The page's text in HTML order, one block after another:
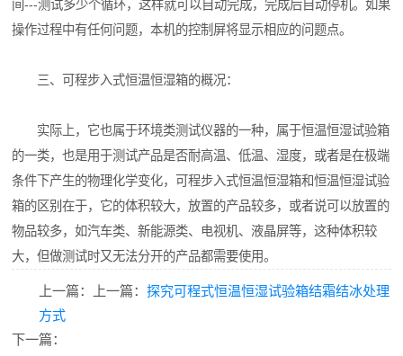
间---测试多少个循环，这样就可以自动完成，完成后自动停机。如果
操作过程中有任何问题，本机的控制屏将显示相应的问题点。
三、可程步入式恒温恒湿箱的概况：
实际上，它也属于环境类测试仪器的一种，属于恒温恒湿试验箱
的一类，也是用于测试产品是否耐高温、低温、湿度，或者是在极端
条件下产生的物理化学变化，可程步入式恒温恒湿箱和恒温恒湿试验
箱的区别在于，它的体积较大，放置的产品较多，或者说可以放置的
物品较多，如汽车类、新能源类、电视机、液晶屏等，这种体积较
大，但做测试时又无法分开的产品都需要使用。
上一篇：上一篇：探究可程式恒温恒湿试验箱结霜结冰处理
方式
下一篇：